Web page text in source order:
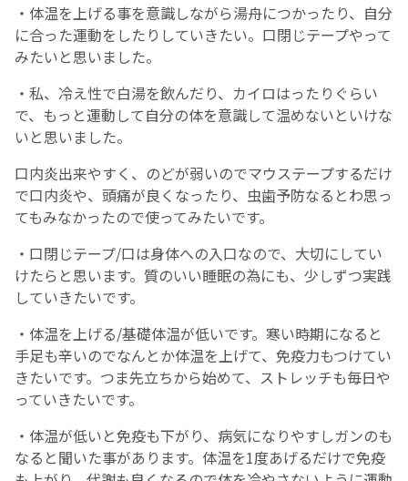
・体温を上げる事を意識しながら湯舟につかったり、自分
に合った運動をしたりしていきたい。口閉じテープやって
みたいと思いました。
・私、冷え性で白湯を飲んだり、カイロはったりぐらい
で、もっと運動して自分の体を意識して温めないといけな
いと思いました。
口内炎出来やすく、のどが弱いのでマウステープするだけ
で口内炎や、頭痛が良くなったり、虫歯予防なるとわ思っ
てもみなかったので使ってみたいです。
・口閉じテープ/口は身体への入口なので、大切にしてい
けたらと思います。質のいい睡眠の為にも、少しずつ実践
していきたいです。
・体温を上げる/基礎体温が低いです。寒い時期になると
手足も辛いのでなんとか体温を上げて、免疫力もつけてい
きたいです。つま先立ちから始めて、ストレッチも毎日や
っていきたいです。
・体温が低いと免疫も下がり、病気になりやすしガンのも
なると聞いた事があります。体温を1度あげるだけで免疫